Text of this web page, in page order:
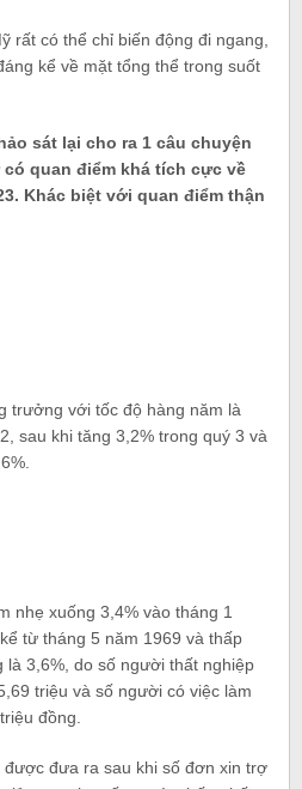
rất có thể chỉ biến động đi ngang,
kể về mặt tổng thể trong suốt
sát lại cho ra 1 câu chuyện
quan điểm khá tích cực về
Khác biệt với quan điểm thận
trưởng với tốc độ hàng năm là
sau khi tăng 3,2% trong quý 3 và
nhẹ xuống 3,4% vào tháng 1
từ tháng 5 năm 1969 và thấp
3,6%, do số người thất nghiệp
triệu và số người có việc làm
đồng.
được đưa ra sau khi số đơn xin trợ